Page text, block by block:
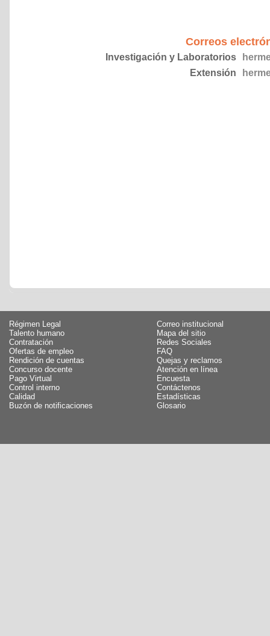
Correos
Investigación y Laboratorios
Extensión
Régimen Legal
Talento humano
Contratación
Ofertas de empleo
Rendición de cuentas
Concurso docente
Pago Virtual
Control interno
Calidad
Buzón de notificaciones
Correo institucional
Mapa del sitio
Redes Sociales
FAQ
Quejas y reclamos
Atención en línea
Encuesta
Contáctenos
Estadísticas
Glosario